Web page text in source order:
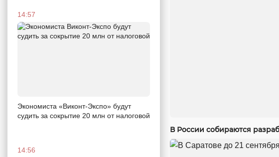
14:57
Экономиста «Виконт-Экспо» будут
судить за сокрытие 20 млн от налоговой
14:56
В России собираются